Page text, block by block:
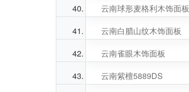
云南球形麦格利木饰面板
云南白腊山纹木饰面板
云南雀眼木饰面板
云南紫檀5889DS